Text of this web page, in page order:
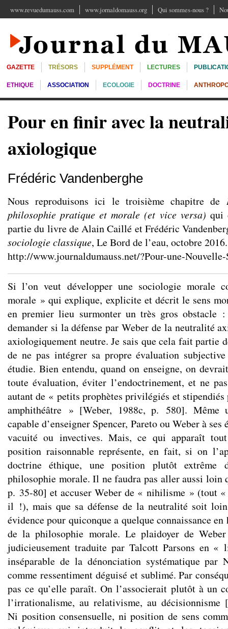
www.revuedumauss.com www.jornaldomauss.org Qui sommes-nous ?
GAZETTE TRÉSORS SUPPLÉMENT LECTURES
ETHIQUE ASSOCIATION ECOLOGIE DOCTRINE
Pour en finir avec la
axiologique
Frédéric Vandenberghe
Nous reproduisons ici le troisième chapitre de
philosophie pratique et morale (et vice versa) qui
partie du livre de Alain Caillé et Frédéric
sociologie classique, Le Bord de l’eau, octobre 2016.
http://www.journaldumauss.net/?Pour-une-
Si l’on veut développer une sociologie morale
morale » qui explique, explicite et décrit le sens
en premier lieu surmonter un très gros
demander si la défense par Weber de la neutralité
axiologiquement neutre. Je sais que cela fait partie
de ne pas intégrer sa propre évaluation
étudie. Bien entendu, quand on enseigne, on
toute évaluation, éviter l’endoctrinement, et ne
autant de « petits prophètes privilégiés et
amphithéâtre » [Weber, 1988c, p. 580]. Même
capable d’enseigner Spencer, Pareto ou Weber à
vacuité ou invectives. Mais, ce qui apparaît
position raisonnable représente, en fait, si on
doctrine éthique, une position plutôt extrême
philosophie morale. Il ne faudra pas aller aussi loin
p. 35-80] et accuser Weber de « nihilisme » (tout
il !), mais que sa défense de la neutralité soit loin
évidence pour quiconque a quelque connaissance
de la philosophie morale. Le plaidoyer de
judicieusement traduite par Talcott Parsons en
inséparable de la dénonciation systématique par
comme ressentiment déguisé et sublimé. Par
pas ce qu’elle paraît. On l’associerait plutôt à un
l’irrationalisme, au relativisme, au décisionnisme
Ni position consensuelle, ni position de sens